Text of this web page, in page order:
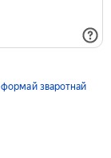
формай зваротнай